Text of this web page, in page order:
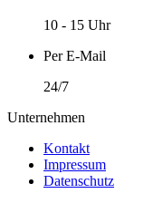
10 - 15 Uhr
Per E-Mail
24/7
Unternehmen
Kontakt
Impressum
Datenschutz